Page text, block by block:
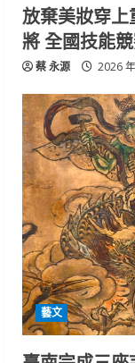
放棄美妝穿
將 全國技能
蔡 永源 2026
藝文